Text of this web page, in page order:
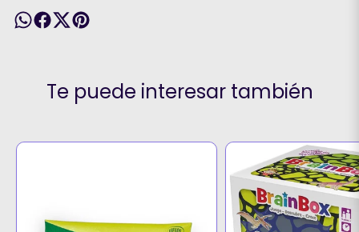
Te puede interesar también